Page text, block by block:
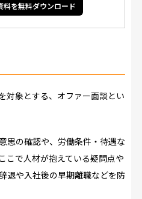
を無料ダウンロード
対象とする、オファー面談とい
思の確認や、労働条件・待遇な
こで人材が抱えている疑問点や
退や入社後の早期離職などを防